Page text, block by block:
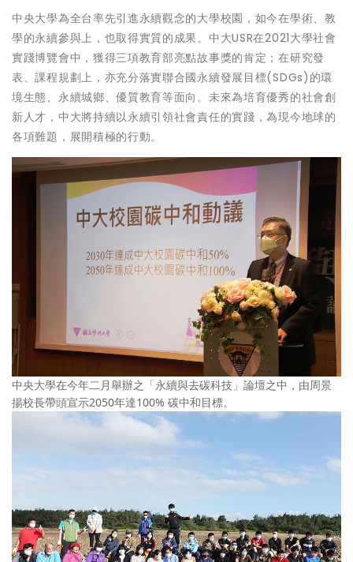
中央大學為全台率先引進永續觀念的大學校園，如今在學術、教
學的永續參與上，也取得實質的成果。中大USR在2021大學社會
實踐博覽會中，獲得三項教育部亮點故事獎的肯定；在研究發
表、課程規劃上，亦充分落實聯合國永續發展目標(SDGs)的環
境生態、永續城鄉、優質教育等面向。未來為培育優秀的社會創
新人才，中大將持續以永續引領社會責任的實踐，為現今地球的
各項難題，展開積極的行動。
中央大學在今年二月舉辦之「永續與去碳科技」論壇之中，由周景
揚校長帶頭宣示2050年達100% 碳中和目標。